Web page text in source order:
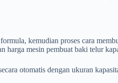
formula, kemudian proses cara
harga mesin pembuat baki telur
otomatis dengan ukuran